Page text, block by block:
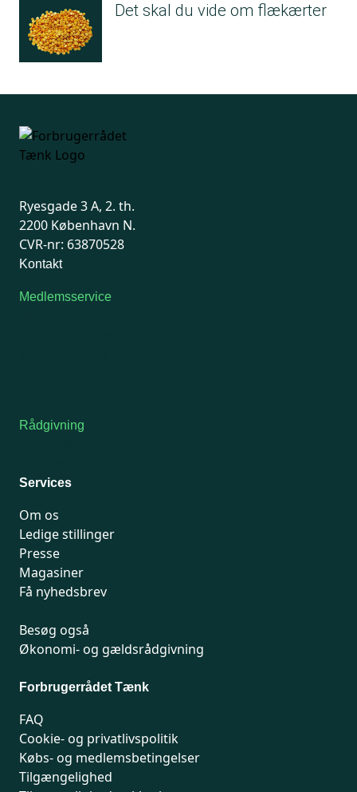
Det skal du vide om flækærter
Ryesgade 3 A, 2. th.
2200 København N.
CVR-nr: 63870528
Kontakt
Medlemsservice
Rådgivning
Services
Om os
Ledige stillinger
Presse
Magasiner
Få nyhedsbrev
Besøg også
Økonomi- og gældsrådgivning
Forbrugerrådet Tænk
FAQ
Cookie- og privatlivspolitik
Købs- og medlemsbetingelser
Tilgængelighed